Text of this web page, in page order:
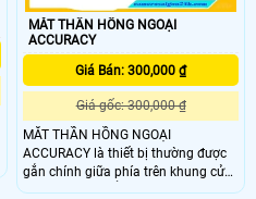
MẮT THẦN HỒNG NGOẠI
ACCURACY
Giá Bán: 300,000 ₫
Giá gốc: 300,000 ₫
MẮT THẦN HỒNG NGOẠI
ACCURACY là thiết bị thường được
gắn chính giữa phía trên khung cửa
trượt, đây có thể là giải thích hợp lý